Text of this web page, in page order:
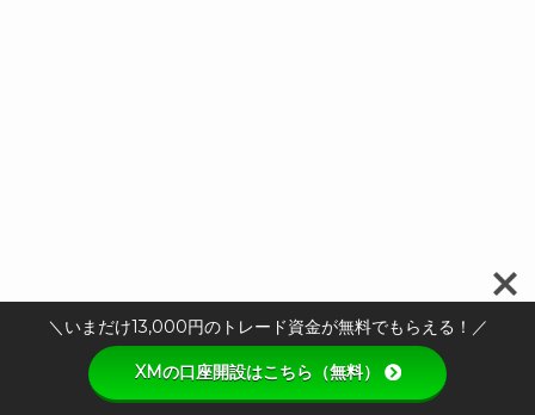
＼いまだけ13,000円のトレード資金が無料でもらえる！／
XMの口座開設はこちら（無料）